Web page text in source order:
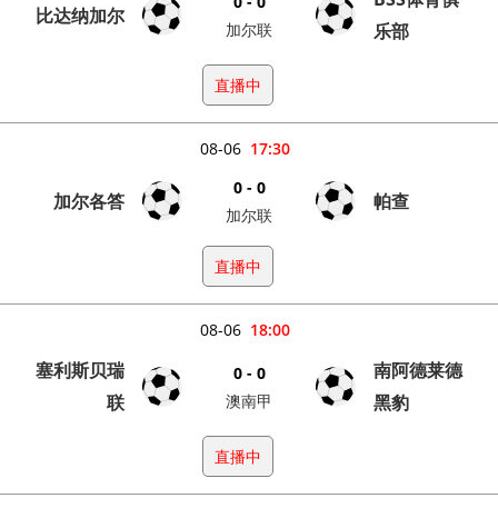
比达纳加尔
加尔联
乐部
直播中
17:30
08-06
加尔各答
0 - 0
加尔联
帕查
直播中
18:00
08-06
塞利斯贝瑞
联
0 - 0
澳南甲
南阿德莱德
黑豹
直播中